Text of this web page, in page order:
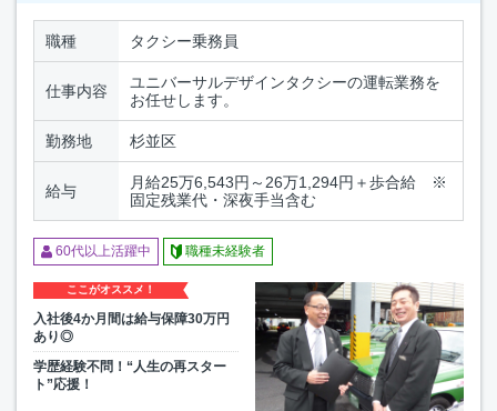
職種 タクシー乗務員
仕事内容
ユニバーサルデザインタクシーの運転業務を
お任せします。
勤務地 杉並区
給与
月給25万6,543円～26万1,294円＋歩合給 ※
固定残業代・深夜手当含む
60代以上活躍中 職種未経験者
ここがオススメ！
入社後4か月間は給与保障30万円
あり◎
学歴経験不問！“人生の再スター
ト”応援！